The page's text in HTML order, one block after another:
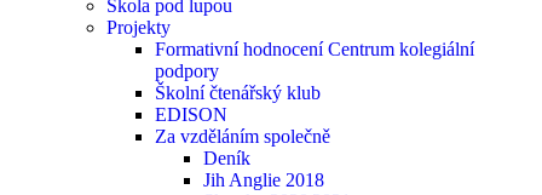
Škola pod lupou
Projekty
Formativní hodnocení Centrum kolegiální
podpory
Školní čtenářský klub
EDISON
Za vzděláním společně
Deník
Jih Anglie 2018